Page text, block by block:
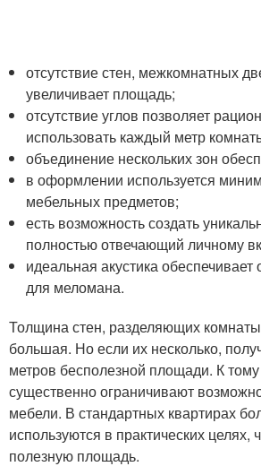
отсутствие стен, межкомнатных
увеличивает площадь;
отсутствие углов позволяет
использовать каждый метр
объединение нескольких зон
в оформлении используется
мебельных предметов;
есть возможность создать
полностью отвечающий личному
идеальная акустика
для меломана.
Толщина стен, разделяющих
большая. Но если их несколько,
метров бесполезной площади. К
существенно ограничивают
мебели. В стандартных квартирах
используются в практических целях,
полезную площадь.